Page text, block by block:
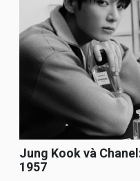
Jung Kook và
1957